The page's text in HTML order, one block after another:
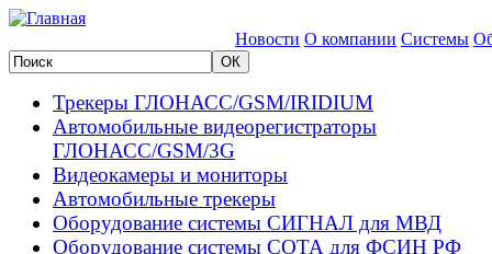
Новости О компании Системы
Трекеры ГЛОНАСС/GSM/IRIDIUM
Автомобильные видеорегистраторы
ГЛОНАСС/GSM/3G
Видеокамеры и мониторы
Автомобильные трекеры
Оборудование системы СИГНАЛ для МВД
Оборудование системы СОТА для ФСИН РФ